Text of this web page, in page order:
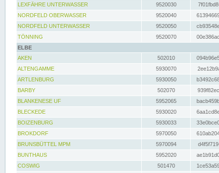
LEXFÄHRE UNTERWASSER
9520030
NORDFELD OBERWASSER
9520040
NORDFELD UNTERWASSER
9520050
TÖNNING
9520070
ELBE
AKEN
502010
ALTENGAMME
5930070
ARTLENBURG
5930050
BARBY
502070
BLANKENESE UF
5952065
BLECKEDE
5930020
BOIZENBURG
5930033
BROKDORF
5970050
BRUNSBÜTTEL MPM
5970094
BUNTHAUS
5952020
COSWIG
501470